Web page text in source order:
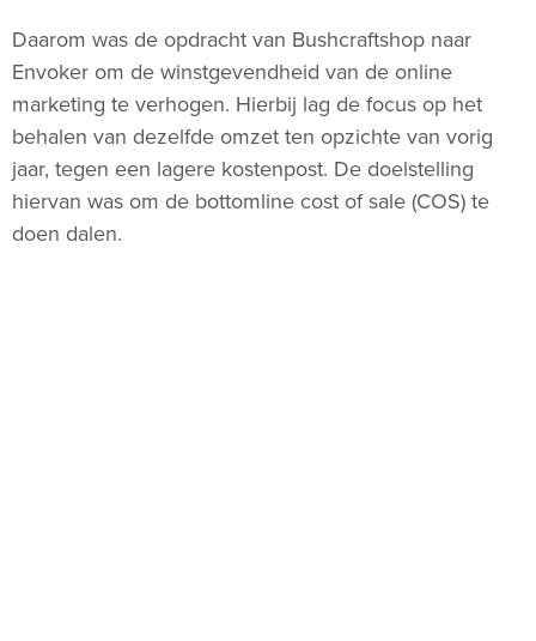
Daarom was de opdracht van Bushcraftshop naar
Envoker om de winstgevendheid van de online
marketing te verhogen. Hierbij lag de focus op het
behalen van dezelfde omzet ten opzichte van vorig
jaar, tegen een lagere kostenpost. De doelstelling
hiervan was om de bottomline cost of sale (COS) te
doen dalen.